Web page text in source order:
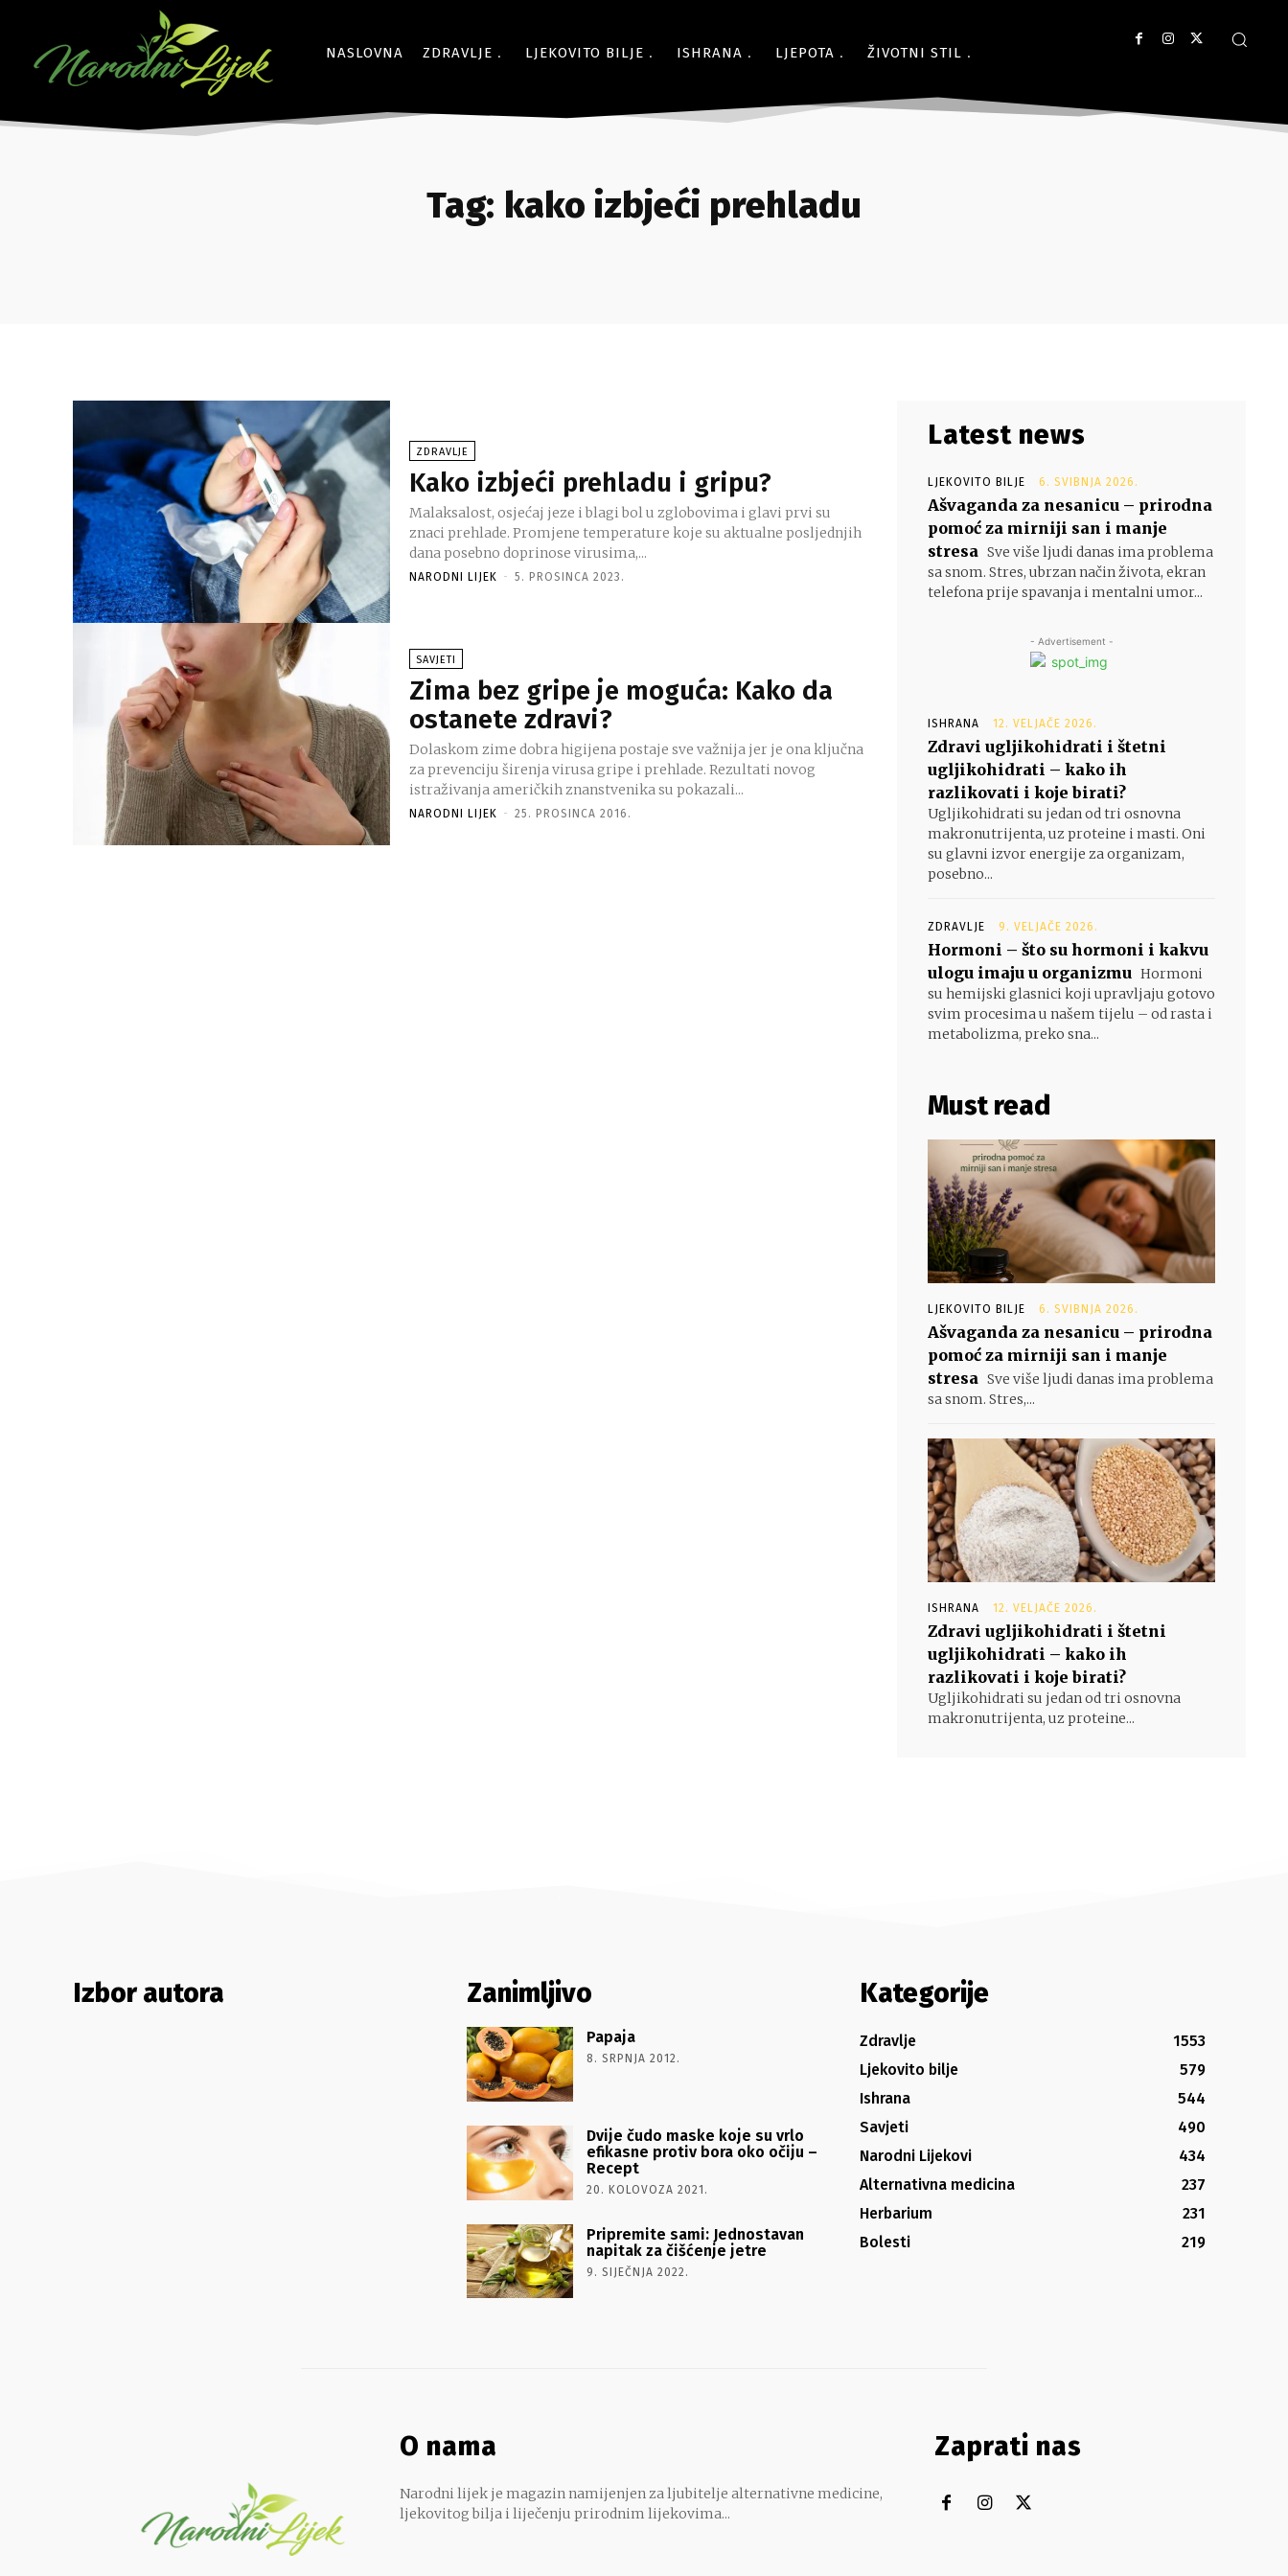
NASLOVNA ZDRAVLJE LJEKOVITO BILJE ISHRANA LJEPOTA ŽIVOTNI STIL
Tag: kako izbjeći prehladu
ZDRAVLJE
Kako izbjeći prehladu i gripu?
Malaksalost, osjećaj jeze i blagi bol u zglobovima i glavi prvi su
znaci prehlade. Promjene temperature koje su aktualne posljednjih
dana posebno doprinose virusima,...
NARODNI LIJEK - 5. PROSINCA 2023.
SAVJETI
Zima bez gripe je moguća: Kako da
ostanete zdravi?
Dolaskom zime dobra higijena postaje sve važnija jer je ona ključna
za prevenciju širenja virusa gripe i prehlade. Rezultati novog
istraživanja američkih znanstvenika su pokazali...
NARODNI LIJEK - 25. PROSINCA 2016.
Latest news
LJEKOVITO BILJE 6. SVIBNJA 2026.
Ašvaganda za nesanicu – prirodna
pomoć za mirniji san i manje
stresa Sve više ljudi danas ima problema
sa snom. Stres, ubrzan način života, ekran
telefona prije spavanja i mentalni umor...
- Advertisement -
ISHRANA 12. VELJAČE 2026.
Zdravi ugljikohidrati i štetni
ugljikohidrati – kako ih
razlikovati i koje birati?
Ugljikohidrati su jedan od tri osnovna
makronutrijenta, uz proteine i masti. Oni
su glavni izvor energije za organizam,
posebno...
ZDRAVLJE 9. VELJAČE 2026.
Hormoni – što su hormoni i kakvu
ulogu imaju u organizmu Hormoni
su hemijski glasnici koji upravljaju gotovo
svim procesima u našem tijelu – od rasta i
metabolizma, preko sna...
Must read
LJEKOVITO BILJE 6. SVIBNJA 2026.
Ašvaganda za nesanicu – prirodna
pomoć za mirniji san i manje
stresa Sve više ljudi danas ima problema
sa snom. Stres,...
ISHRANA 12. VELJAČE 2026.
Zdravi ugljikohidrati i štetni
ugljikohidrati – kako ih
razlikovati i koje birati?
Ugljikohidrati su jedan od tri osnovna
makronutrijenta, uz proteine...
Izbor autora Zanimljivo
Papaja
8. SRPNJA 2012.
Dvije čudo maske koje su vrlo
efikasne protiv bora oko očiju –
Recept
20. KOLOVOZA 2021.
Pripremite sami: Jednostavan
napitak za čišćenje jetre
9. SIJEČNJA 2022.
Kategorije
Zdravlje
1553
Ljekovito bilje
579
Ishrana
544
Savjeti
490
Narodni Lijekovi
434
Alternativna medicina
237
Herbarium
231
Bolesti
219
O nama
Narodni lijek je magazin namijenjen za ljubitelje alternativne medicine,
ljekovitog bilja i liječenju prirodnim lijekovima...
Zaprati nas